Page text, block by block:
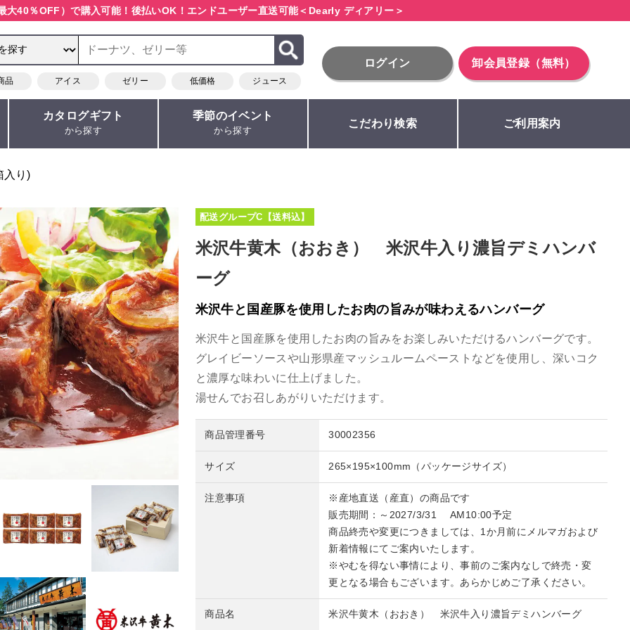
大40％OFF）で購入可能！ 後払いOK！エンドユーザー直送可能＜Dearly ディアリー＞
品 アイス ゼリー 低価格 ジュース
ログイン 卸会員登録（無料）
カタログギフト
から探す
季節のイベント
から探す
こだわり検索 ご利用案内
入り)
配送グループC【送料込】
米沢牛黄木（おおき） 米沢牛入り濃旨デミハンバ
ーグ
米沢牛と国産豚を使用したお肉の旨みが味わえるハンバーグ
米沢牛と国産豚を使用したお肉の旨みをお楽しみいただけるハンバーグです。
グレイビーソースや山形県産マッシュルームペーストなどを使用し、深いコク
と濃厚な味わいに仕上げました。
湯せんでお召しあがりいただけます。
商品管理番号 30002356
サイズ 265×195×100mm（パッケージサイズ）
注意事項
※産地直送（産直）の商品です
販売期間：～2027/3/31 AM10:00予定
商品終売や変更につきましては、1か月前にメルマガおよび
新着情報にてご案内いたします。
※やむを得ない事情により、事前のご案内なしで終売・変
更となる場合もございます。あらかじめご了承ください。
商品名 米沢牛黄木（おおき） 米沢牛入り濃旨デミハンバーグ